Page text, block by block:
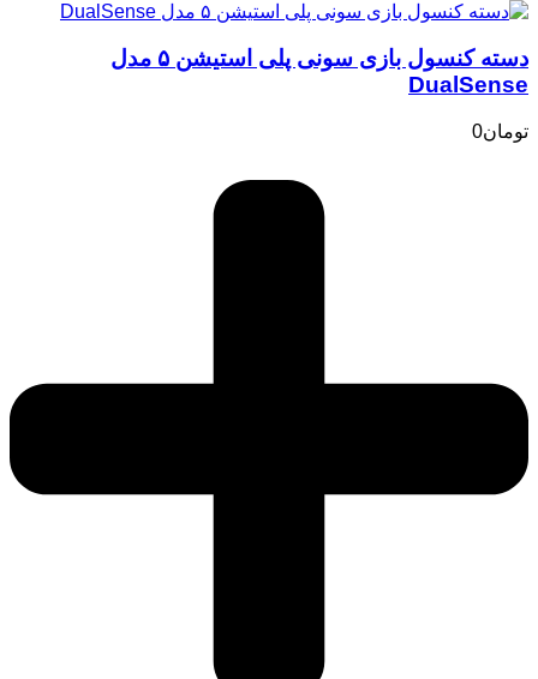
دسته کنسول بازی سونی پلی استیشن ۵ مدل
DualSense
تومان0